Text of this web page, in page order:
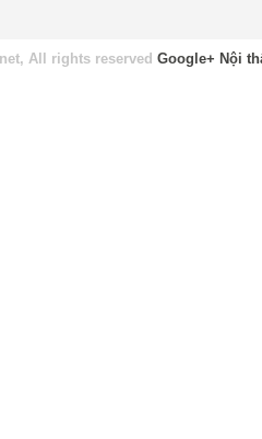
All rights reserved Google+ Nội